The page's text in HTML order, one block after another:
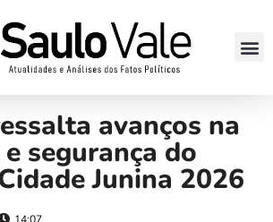
avanços na
segurança do
Junina 2026
14:07